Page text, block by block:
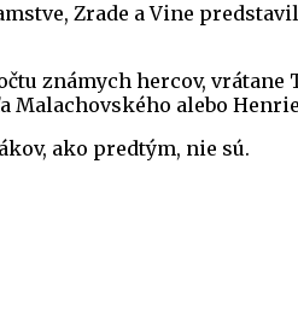
Zrade a Vine
známych hercov, vrátane
Malachovského alebo
ako predtým, nie sú.